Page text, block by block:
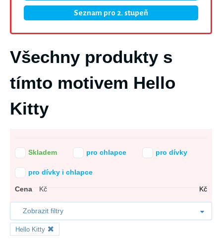
Seznam pro 2. stupeň
Všechny produkty s
tímto motivem Hello
Kitty
Skladem pro chlapce pro dívky
pro dívky i chlapce
Cena Kč Kč
Zobrazit filtry
Hello Kitty